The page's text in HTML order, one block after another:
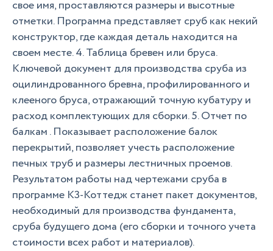
свое имя, проставляются размеры и высотные
отметки. Программа представляет сруб как некий
конструктор, где каждая деталь находится на
своем месте. 4. Таблица бревен или бруса.
Ключевой документ для производства сруба из
оцилиндрованного бревна, профилированного и
клееного бруса, отражающий точную кубатуру и
расход комплектующих для сборки. 5. Отчет по
балкам . Показывает расположение балок
перекрытий, позволяет учесть расположение
печных труб и размеры лестничных проемов.
Результатом работы над чертежами сруба в
программе К3-Коттедж станет пакет документов,
необходимый для производства фундамента,
сруба будущего дома (его сборки и точного учета
стоимости всех работ и материалов).